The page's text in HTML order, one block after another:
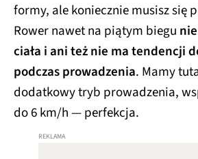
formy, ale koniecznie musisz się
Rower nawet na piątym biegu
ciała i ani też nie ma tendencji
podczas prowadzenia. Mamy
dodatkowy tryb prowadzenia,
do 6 km/h — perfekcja.